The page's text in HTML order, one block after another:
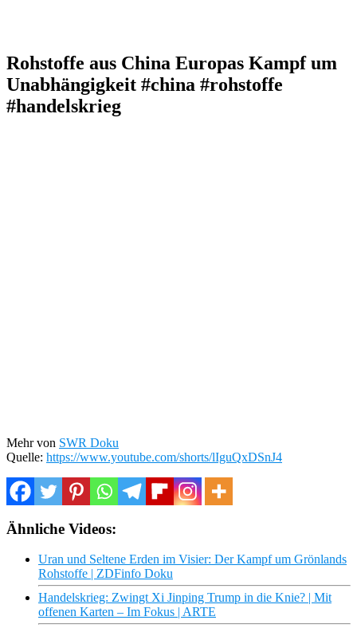
Rohstoffe aus China Europas Kampf um
Unabhängigkeit #china #rohstoffe
#handelskrieg
Mehr von SWR Doku
Quelle: https://www.youtube.com/shorts/lIguQxDSnJ4
Ähnliche Videos:
Uran und Seltene Erden im Visier: Der Kampf um Grönlands
Rohstoffe | ZDFinfo Doku
Handelskrieg: Zwingt Xi Jinping Trump in die Knie? | Mit
offenen Karten – Im Fokus | ARTE